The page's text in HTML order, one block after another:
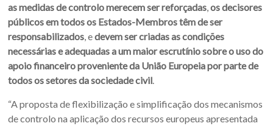
as medidas de controlo merecem ser reforçadas ,os decisores
públicos em todos os Estados-Membros têm de ser
responsabilizados , edevem ser criadas as condições
necessárias e adequadas a um maior escrutínio sobre o uso do
apoio financeiro proveniente da União Europeia por parte de
todos os setores da sociedade civil
“A proposta de flexibilização e simplificação dos mecanismos
de controlo na aplicação dos recursos europeus apresentada